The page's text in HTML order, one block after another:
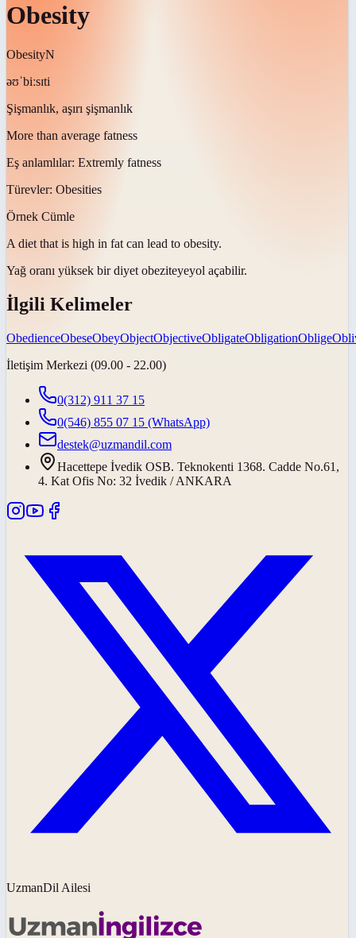
Obesity
ObesityN
əʊˈbiːsɪti
Şişmanlık, aşırı şişmanlık
More than average fatness
Eş anlamlılar: Extremly fatness
Türevler: Obesities
Örnek Cümle
A diet that is high in fat can lead to obesity.
Yağ oranı yüksek bir diyet obeziteyeyol açabilir.
İlgili Kelimeler
ObedienceObeseObeyObjectObjectiveObligateObligationOblige
İletişim Merkezi (09.00 - 22.00)
0(312) 911 37 15
0(546) 855 07 15 (WhatsApp)
destek@uzmandil.com
Hacettepe İvedik OSB. Teknokenti 1368. Cadde No.61,
4. Kat Ofis No: 32 İvedik / ANKARA
UzmanDil Ailesi